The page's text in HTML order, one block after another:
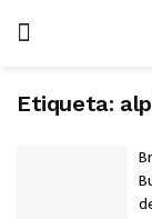
Etiqueta: